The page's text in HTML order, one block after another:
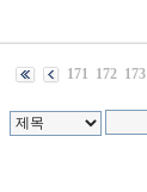
171 172 173